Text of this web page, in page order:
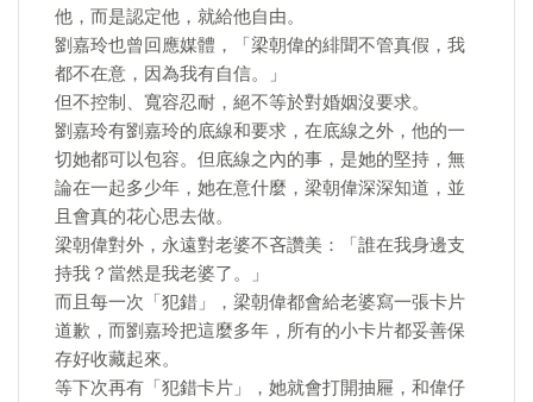
他，而是認定他，就給他自由。
劉嘉玲也曾回應媒體，「梁朝偉的緋聞不管真假，我
都不在意，因為我有自信。」
但不控制、寬容忍耐，絕不等於對婚姻沒要求。
劉嘉玲有劉嘉玲的底線和要求，在底線之外，他的一
切她都可以包容。但底線之內的事，是她的堅持，無
論在一起多少年，她在意什麼，梁朝偉深深知道，並
且會真的花心思去做。
梁朝偉對外，永遠對老婆不吝讚美：「誰在我身邊支
持我？當然是我老婆了。」
而且每一次「犯錯」，梁朝偉都會給老婆寫一張卡片
道歉，而劉嘉玲把這麼多年，所有的小卡片都妥善保
存好收藏起來。
等下次再有「犯錯卡片」，她就會打開抽屜，和偉仔